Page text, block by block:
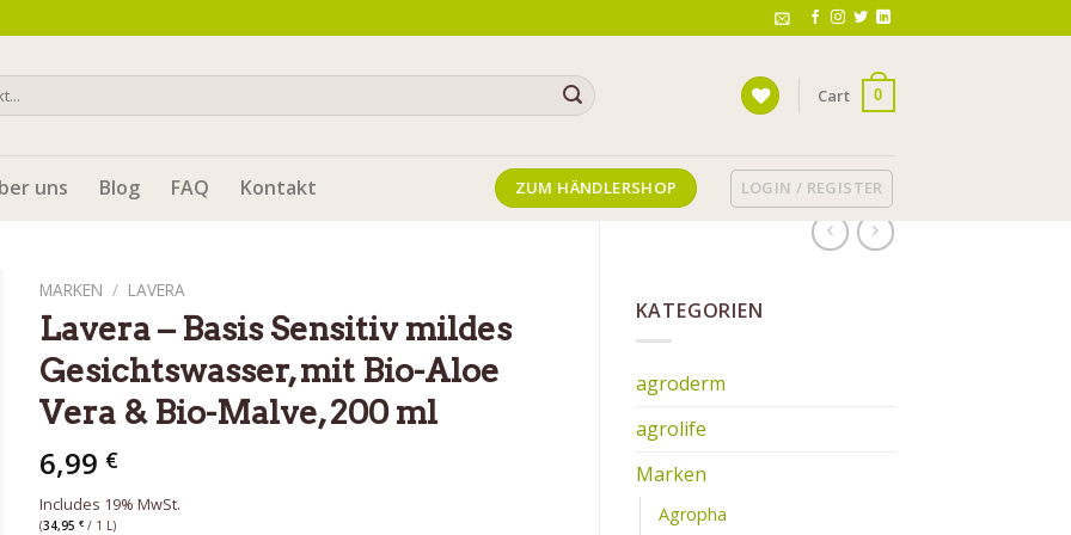
Cart 0
uns Blog FAQ Kontakt ZUM HÄNDLERSHOP LOGIN / REGISTER
KATEGORIEN
agroderm
agrolife
Marken
Agropha
MARKEN / LAVERA
Lavera – Basis Sensitiv mildes
Gesichtswasser, mit Bio-Aloe
Vera & Bio-Malve, 200 ml
6,99 €
Includes 19% MwSt.
(34,95 €/ 1 L)